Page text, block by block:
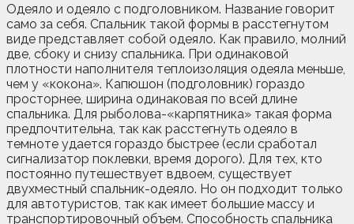
Одеяло и одеяло с подголовником. Название говорит
само за себя. Спальник такой формы в расстегнутом
виде представляет собой одеяло. Как правило, молний
две, сбоку и снизу спальника. При одинаковой
плотности наполнителя теплоизоляция одеяла меньше,
чем у «кокона». Капюшон (подголовник) гораздо
просторнее, ширина одинаковая по всей длине
спальника. Для рыболова-«карпятника» такая форма
предпочтительна, так как расстегнуть одеяло в
темноте удается гораздо быстрее (если сработал
сигнализатор поклевки, время дорого). Для тех, кто
постоянно путешествует вдвоем, существует
двухместный спальник-одеяло. Но он подходит только
для автотуристов, так как имеет большие массу и
транспортировочный объем. Способность спальника